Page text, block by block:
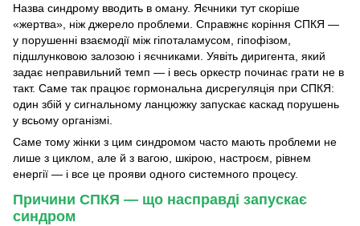
Назва синдрому вводить в оману. Яєчники тут скоріше
«жертва», ніж джерело проблеми. Справжнє коріння СПКЯ —
у порушенні взаємодії між гіпоталамусом, гіпофізом,
підшлунковою залозою і яєчниками. Уявіть диригента, який
задає неправильний темп — і весь оркестр починає грати не в
такт. Саме так працює гормональна дисрегуляція при СПКЯ:
один збій у сигнальному ланцюжку запускає каскад порушень
у всьому організмі.
Саме тому жінки з цим синдромом часто мають проблеми не
лише з циклом, але й з вагою, шкірою, настроєм, рівнем
енергії — і все це прояви одного системного процесу.
Причини СПКЯ — що насправді запускає
синдром